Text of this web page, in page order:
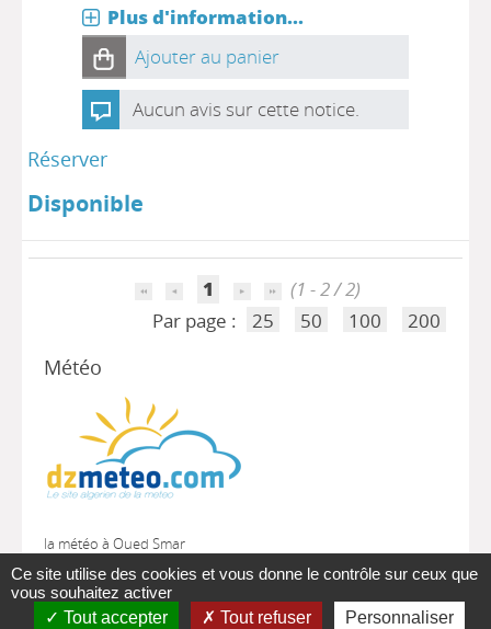
Plus d'information...
Ajouter au panier
Aucun avis sur cette notice.
Réserver
Disponible
1
(1 - 2 / 2)
Par page :
25 50 100 200
Météo
la météo à Oued Smar
Ce site utilise des cookies et vous donne le contrôle sur ceux que
vous souhaitez activer
Tout accepter
Tout refuser Personnaliser